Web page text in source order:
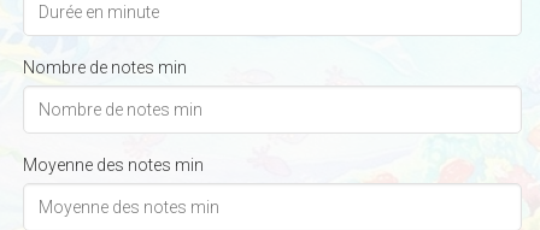
Nombre de notes min
Moyenne des notes min